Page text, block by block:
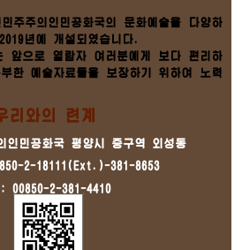
주의인민공화국의 문화예술을 다양하
년에 개설되였습니다.
으로 열람자 여러분에게 보다 편리하
한 예술자료들을 보장하기 위하여 노력
리와의 련계
인민공화국 평양시 중구역 외성동
2-18111(Ext.)-381-8653
: 00850-2-381-4410